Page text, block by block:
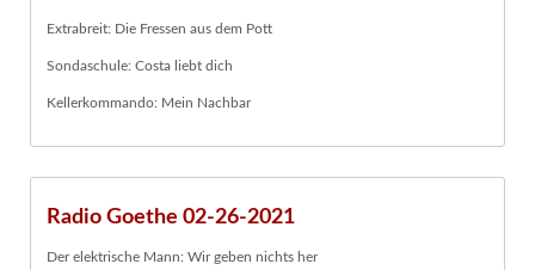
Extrabreit: Die Fressen aus dem Pott
Sondaschule: Costa liebt dich
Kellerkommando: Mein Nachbar
Radio Goethe 02-26-2021
Der elektrische Mann: Wir geben nichts her